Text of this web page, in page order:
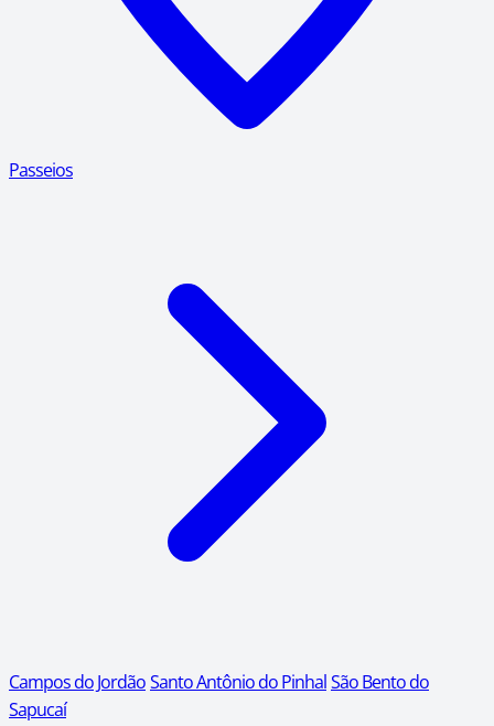
Passeios
Campos do JordãoSanto Antônio do PinhalSão Bento do
Sapucaí